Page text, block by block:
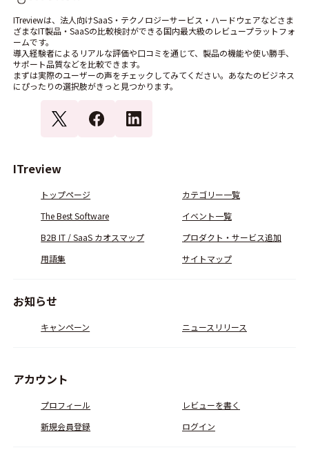
ITreviewは、法人向けSaaS・テクノロジーサービス・ハードウェアなどさま
ざまなIT製品・SaaSの比較検討ができる国内最大級のレビュープラットフォ
ームです。
導入経験者によるリアルな評価や口コミを通じて、製品の機能や使い勝手、
サポート品質などを比較できます。
まずは実際のユーザーの声をチェックしてみてください。あなたのビジネス
にぴったりの選択肢がきっと見つかります。
ITreview
トップページ
カテゴリー一覧
The Best Software
イベント一覧
B2B IT / SaaS カオスマップ
プロダクト・サービス追加
用語集
サイトマップ
お知らせ
キャンペーン ニュースリリース
アカウント
プロフィール
レビューを書く
新規会員登録
ログイン